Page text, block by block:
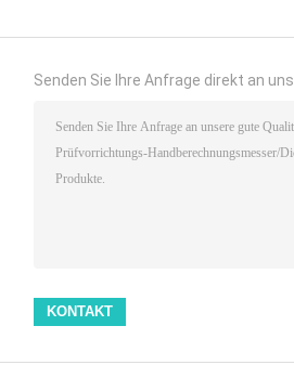
Senden Sie Ihre Anfrage direkt an uns